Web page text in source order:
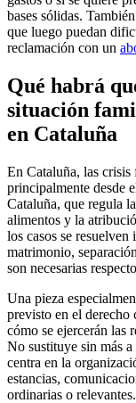
bases sólidas.
que luego puedan
reclamación con un
Qué habrá
situación
en Cataluña
En Cataluña, las crisis
principalmente desde
Cataluña, que regula
alimentos y la
los casos se
matrimonio,
son necesarias
Una pieza
previsto en el derecho
cómo se ejercerán las
No sustituye sin más
centra en la
estancias,
ordinarias o relevantes.